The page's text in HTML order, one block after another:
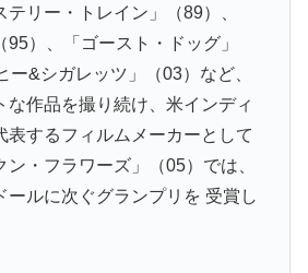
テリー・トレイン」（89）、
95）、「ゴースト・ドッグ」
ー&シガレッツ」（03）など、
な作品を撮り続け、米インディ
表するフィルムメーカーとして
・フラワーズ」（05）では、
ールに次ぐグランプリを 受賞し